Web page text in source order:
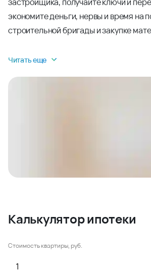
экономите деньги, нервы и время на
строительной бригады и закупке
Читать еще
Калькулятор ипотеки
Стоимость квартиры, руб.